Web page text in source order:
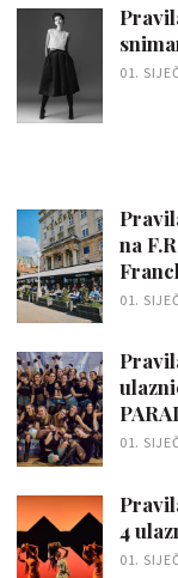
01.
na
01.
01.
4
01.